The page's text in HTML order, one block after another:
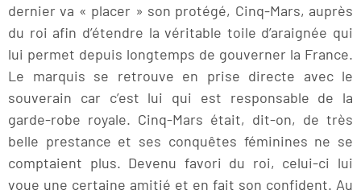
dernier va « placer » son protégé, Cinq-Mars, auprès
du roi afin d’étendre la véritable toile d’araignée qui
lui permet depuis longtemps de gouverner la France.
Le marquis se retrouve en prise directe avec le
souverain car c’est lui qui est responsable de la
garde-robe royale. Cinq-Mars était, dit-on, de très
belle prestance et ses conquêtes féminines ne se
comptaient plus. Devenu favori du roi, celui-ci lui
voue une certaine amitié et en fait son confident. Au